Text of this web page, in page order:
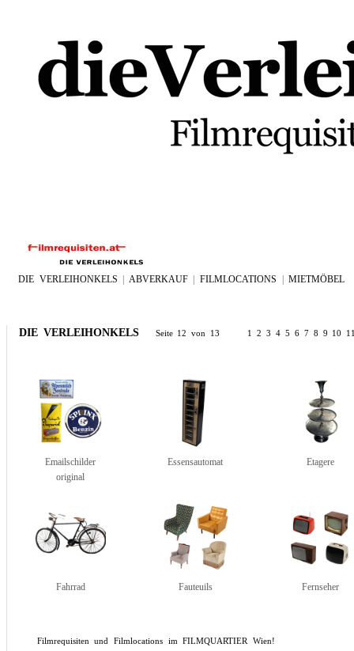
DIE VERLEIHONKELS ABVERKAUF|FILMLOCATIONS |MIETMÖBEL
DIE VERLEIHONKELS Seite 12 von 13 1 2 3 4 5 6 7 8 9 10
Emailschilder
original
Essensautomat Etagere
Fahrrad Fauteuils Fernseher
Filmrequisiten und Filmlocations im FILMQUARTIER Wien!